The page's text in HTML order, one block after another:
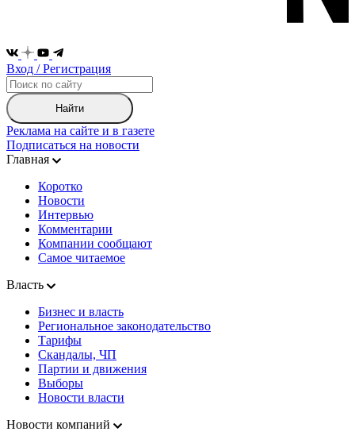
Вход / Регистрация
Найти
Реклама на сайте и в газете
Подписаться на новости
Главная
Коротко
Новости
Интервью
Комментарии
Компании сообщают
Самое читаемое
Власть
Бизнес и власть
Региональное законодательство
Тарифы
Скандалы, ЧП
Партии и движения
Выборы
Новости власти
Новости компаний